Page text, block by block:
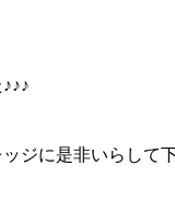
ジに是非いらして